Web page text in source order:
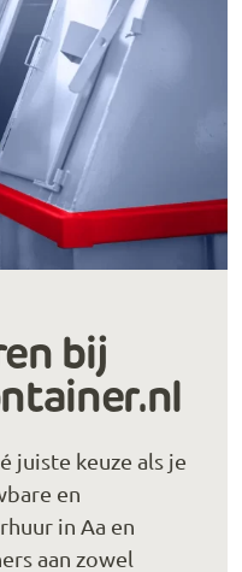
bij
juiste keuze als je
en
in Aa en
aan zowel